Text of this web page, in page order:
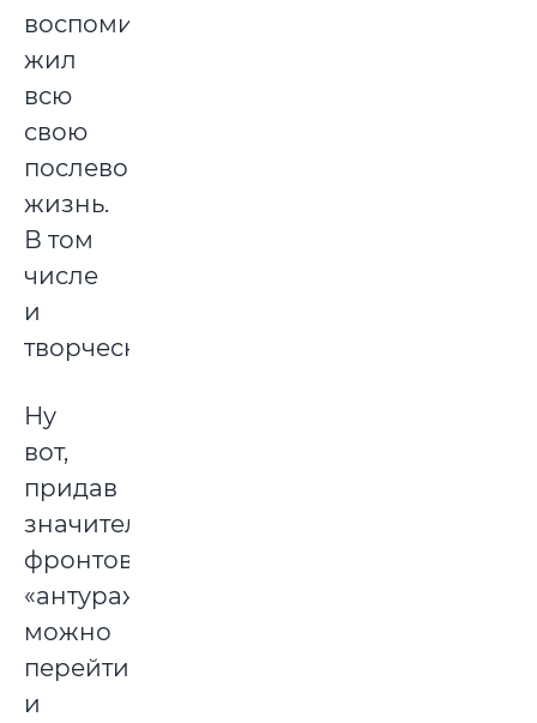
воспоминаниями
жил
всю
свою
послевоенную
жизнь.
В том
числе
и
творческую.
Ну
вот,
придав
значительности
фронтовому
«антуражу»,
можно
перейти
и